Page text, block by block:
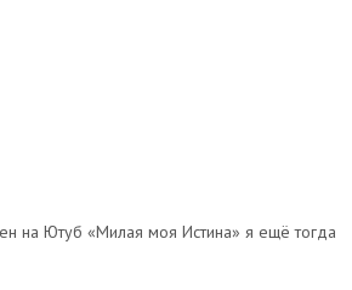
на Ютуб «Милая моя Истина» я ещё тогда